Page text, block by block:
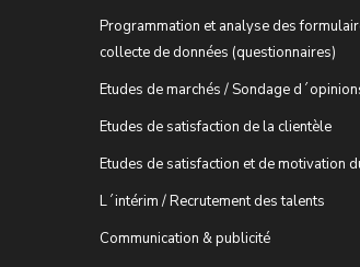
Programmation et analyse des
collecte de données (questionnaires)
Etudes de marchés / Sondage
Etudes de satisfaction de la clientèle
Etudes de satisfaction et de motivation
L´intérim / Recrutement des talents
Communication & publicité